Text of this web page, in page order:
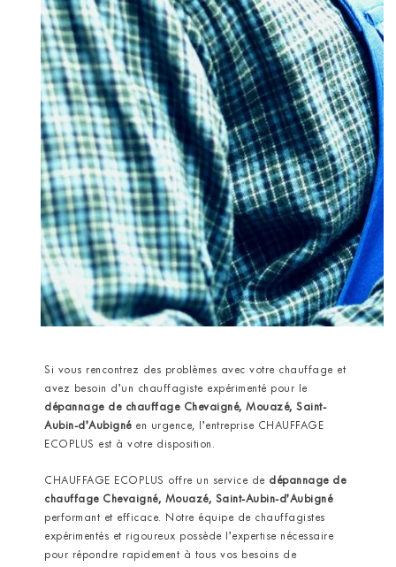
Si vous rencontrez des problèmes avec votre chauffage et
avez besoin d’un chauffagiste expérimenté pour le
dépannage de chauffage Chevaigné, Mouazé, Saint-
Aubin-d’Aubignéen urgence, l’entreprise CHAUFFAGE
ECOPLUS est à votre disposition.
CHAUFFAGE ECOPLUS offre un service de dépannage de
chauffage Chevaigné, Mouazé, Saint-Aubin-d’Aubigné
performant et efficace. Notre équipe de chauffagistes
expérimentés et rigoureux possède l’expertise nécessaire
pour répondre rapidement à tous vos besoins de